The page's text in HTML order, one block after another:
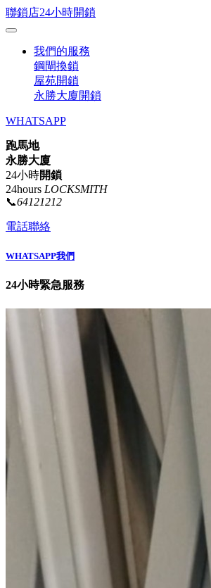
聯鎖店24小時開鎖
我們的服務
鋼閘換鎖
屋苑開鎖
永勝大廈開鎖
WHATSAPP
跑馬地
永勝大廈
24小時開鎖
24hours LOCKSMITH
📞64121212
電話聯絡
WHATSAPP我們
24小時緊急服務